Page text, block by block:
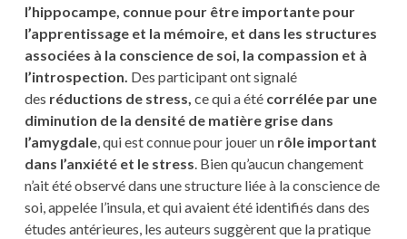
l’hippocampe, connue pour être importante pour
l’apprentissage et la mémoire, et dans les structures
associées à la conscience de soi, la compassion et à
l’introspection. Des participant ont signalé
des réductions de stress, ce qui a été corrélée par une
diminution de la densité de matière grise dans
l’amygdale, qui est connue pour jouer un rôle important
dans l’anxiété et le stress. Bien qu’aucun changement
n’ait été observé dans une structure liée à la conscience de
soi, appelée l’insula, et qui avaient été identifiés dans des
études antérieures, les auteurs suggèrent que la pratique